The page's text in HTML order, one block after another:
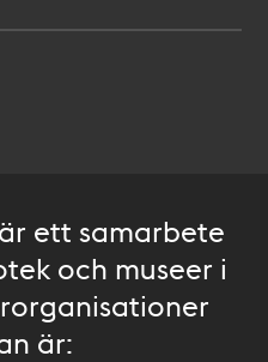
ett samarbete
och museer i
är: